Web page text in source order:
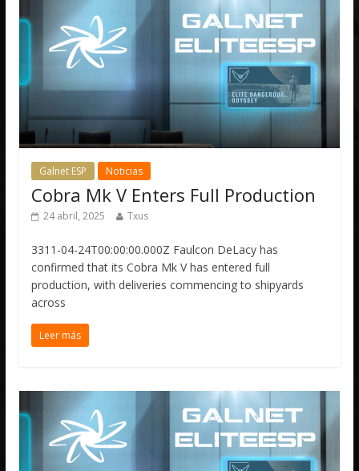
Galnet ESP Noticias
Cobra Mk V Enters Full Production
24 abril, 2025 Txus
3311-04-24T00:00:00.000Z Faulcon DeLacy has
confirmed that its Cobra Mk V has entered full
production, with deliveries commencing to shipyards
across
Leer más